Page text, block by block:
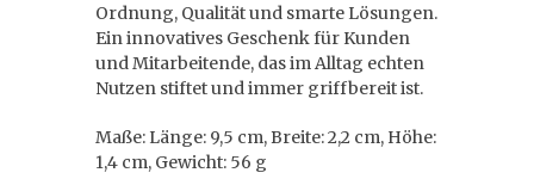
Ordnung, Qualität und smarte Lösungen.
Ein innovatives Geschenk für Kunden
und Mitarbeitende, das im Alltag echten
Nutzen stiftet und immer griffbereit ist.
Maße: Länge: 9,5 cm, Breite: 2,2 cm, Höhe:
1,4 cm, Gewicht: 56 g